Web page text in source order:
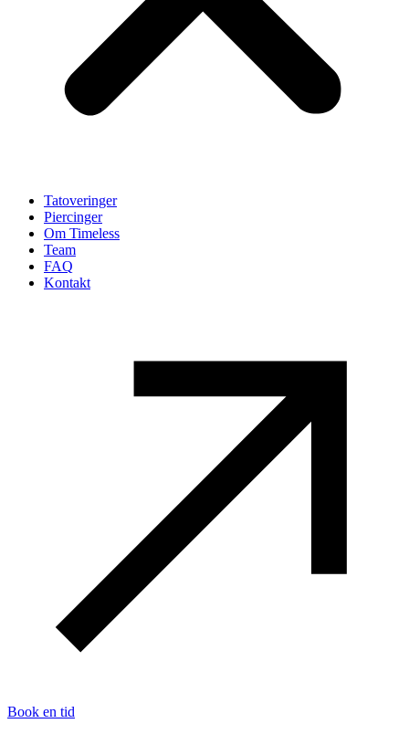
Tatoveringer
Piercinger
Om Timeless
Team
FAQ
Kontakt
Book en tid